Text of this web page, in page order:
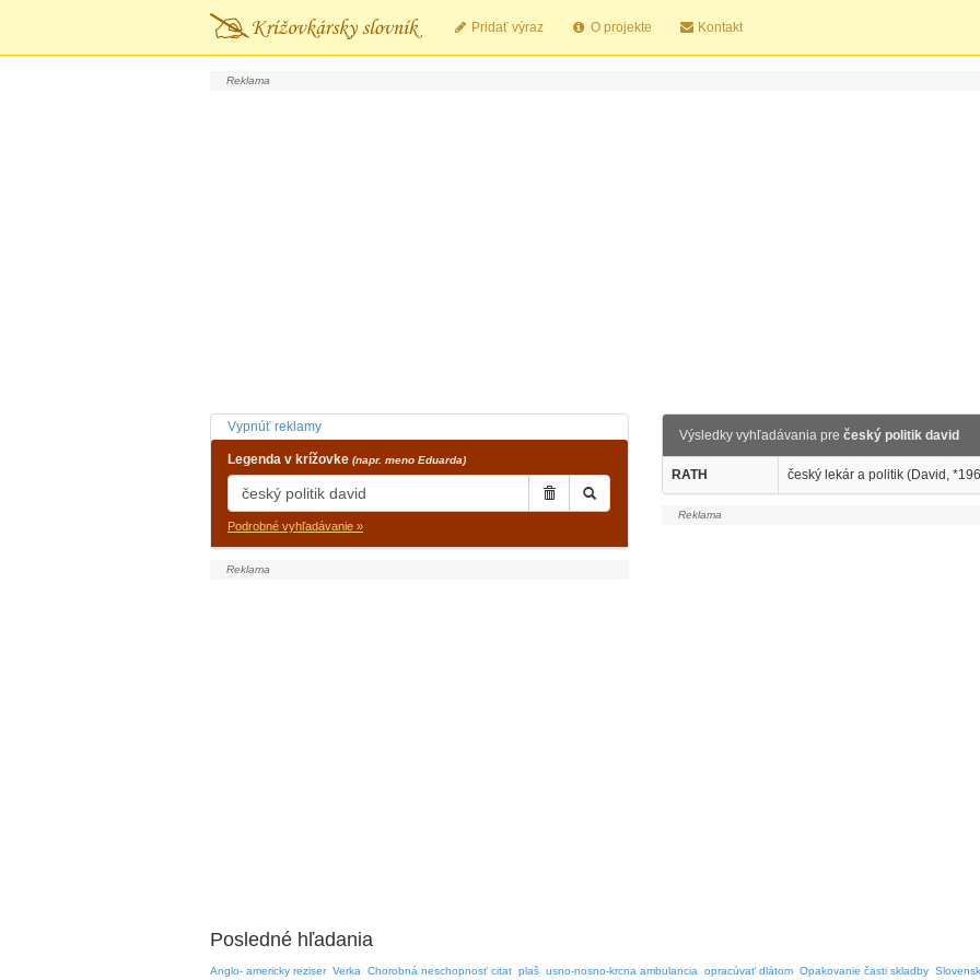
Pridať výraz O projekte Kontakt
Vypnúť reklamy
Legenda v krížovke (napr. meno Eduarda)
Podrobné vyhľadávanie »
Výsledky vyhľadávania pre český politik david
RATH český lekár a politik (David,
Posledné hľadania
Anglo- americky reziser Verka Chorobná neschopnosť citat plaš usno-nosno-krcna ambulancia opracúvať dlátom Opakovanie časti skladby